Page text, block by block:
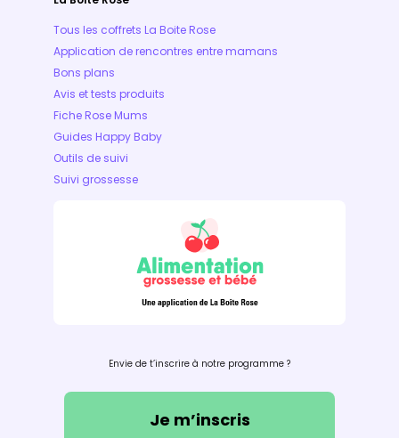
Tous les coffrets La Boite Rose
Application de rencontres entre mamans
Bons plans
Avis et tests produits
Fiche Rose Mums
Guides Happy Baby
Outils de suivi
Suivi grossesse
Envie de t’inscrire à notre programme ?
Je m’inscris